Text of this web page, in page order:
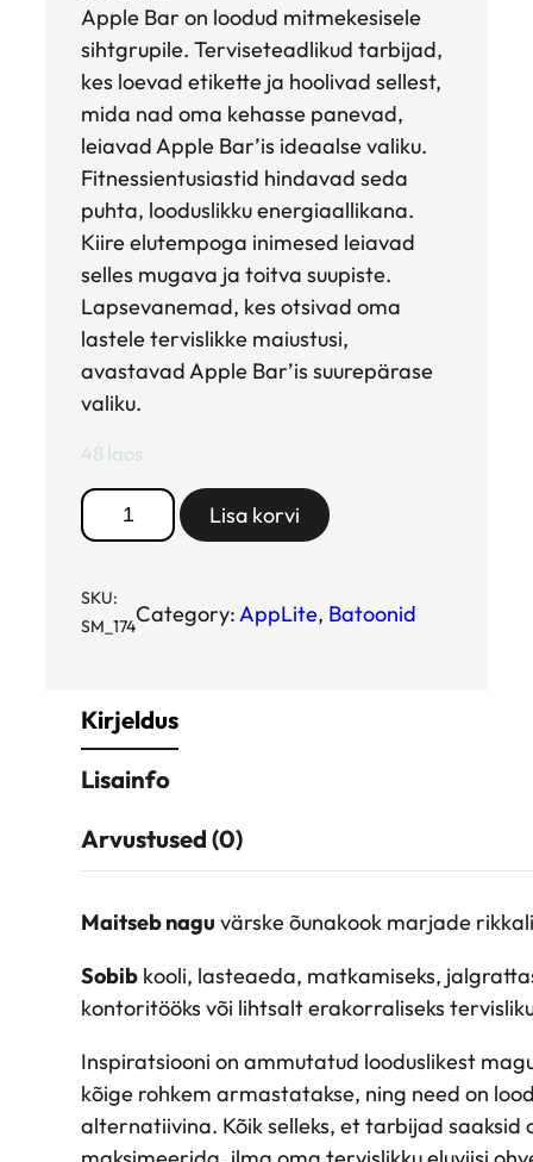
Apple Bar on loodud mitmekesisele
sihtgrupile. Terviseteadlikud tarbijad,
kes loevad etikette ja hoolivad sellest,
mida nad oma kehasse panevad,
leiavad Apple Bar’is ideaalse valiku.
Fitnessientusiastid hindavad seda
puhta, looduslikku energiaallikana.
Kiire elutempoga inimesed leiavad
selles mugava ja toitva suupiste.
Lapsevanemad, kes otsivad oma
lastele tervislikke maiustusi,
avastavad Apple Bar’is suurepärase
valiku.
48 laos
A
p
L
i
õ
n
a
b
t
o
n
m
a
Lisa korvi
SKU:
SM_174Category:AppLite, Batoonid
Kirjeldus
Lisainfo
Arvustused (0)
Maitseb nagu värske õunakook marjade
Sobib kooli, lasteaeda, matkamiseks,
kontoritööks või lihtsalt erakorraliseks
Inspiratsiooni on ammutatud looduslikest
kõige rohkem armastatakse, ning need on
alternatiivina. Kõik selleks, et tarbijad saaksid